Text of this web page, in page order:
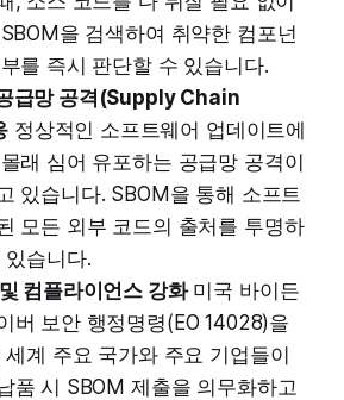
을 검색하여 취약한 컴포넌
를 즉시 판단할 수 있습니다.
급망 공격(Supply Chain
정상적인 소프트웨어 업데이트에
래 심어 유포하는 공급망 공격이
있습니다. SBOM을 통해 소프트
모든 외부 코드의 출처를 투명하
습니다.
컴플라이언스 강화미국 바이든
버 보안 행정명령(EO 14028)을
계 주요 국가와 주요 기업들이
품 시 SBOM 제출을 의무화하고